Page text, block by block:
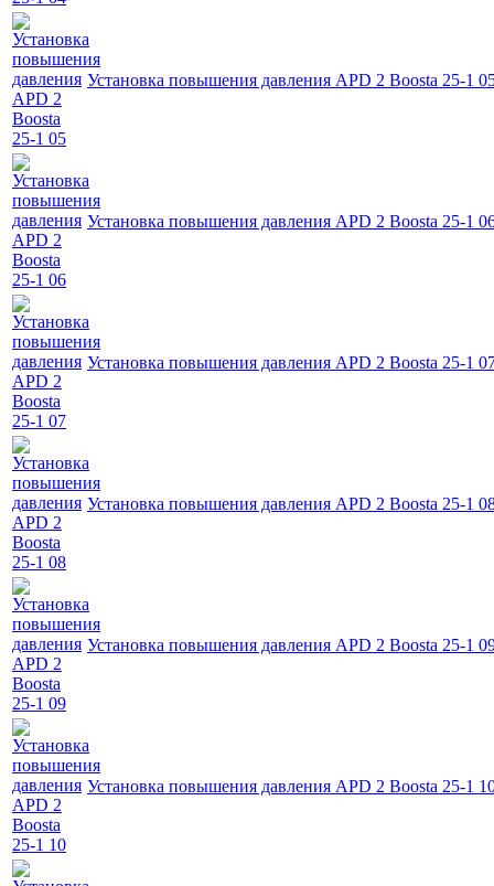
Установка повышения давления APD 2 Boosta 25-1
Установка повышения давления APD 2 Boosta 25-1
Установка повышения давления APD 2 Boosta 25-1
Установка повышения давления APD 2 Boosta 25-1
Установка повышения давления APD 2 Boosta 25-1
Установка повышения давления APD 2 Boosta 25-1